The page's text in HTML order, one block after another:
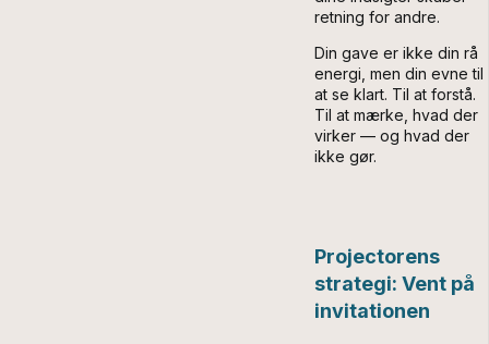
retning for andre.
Din gave er ikke din rå
energi, men din evne til
at se klart. Til at forstå.
Til at mærke, hvad der
virker — og hvad der
ikke gør.
Projectorens
strategi: Vent på
invitationen